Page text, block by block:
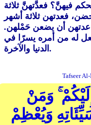
فيهنَّ؟ فعدَّتهنَّ ثلاثة
فعدتهن ثلاثة أشهر
عدتهن أن يضعن حَمْلهن.
له من أمره يسرًا في
الدنيا والآخرة.
Tafseer
وَمَنْ
وَيُعْظِمْ